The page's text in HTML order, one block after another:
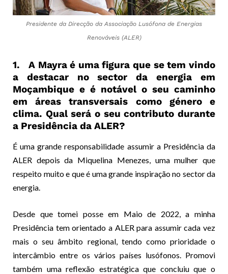
Presidente da Direcção da Associação Lusófona de Energias
Renováveis (ALER)
1. A Mayra é uma figura que se tem vindo
a destacar no sector da energia em
Moçambique e é notável o seu caminho
em áreas transversais como género e
clima. Qual será o seu contributo durante
a Presidência da ALER?
É uma grande responsabilidade assumir a Presidência da
ALER depois da Miquelina Menezes, uma mulher que
respeito muito e que é uma grande inspiração no sector da
energia.
Desde que tomei posse em Maio de 2022, a minha
Presidência tem orientado a ALER para assumir cada vez
mais o seu âmbito regional, tendo como prioridade o
intercâmbio entre os vários países lusófonos. Promovi
também uma reflexão estratégica que concluiu que o